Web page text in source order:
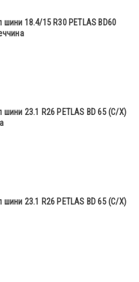
шини 18.4/15 R30 PETLAS BD60
шини 23.1 R26 PETLAS BD 65 (С/Х)
шини 23.1 R26 PETLAS BD 65 (С/Х)